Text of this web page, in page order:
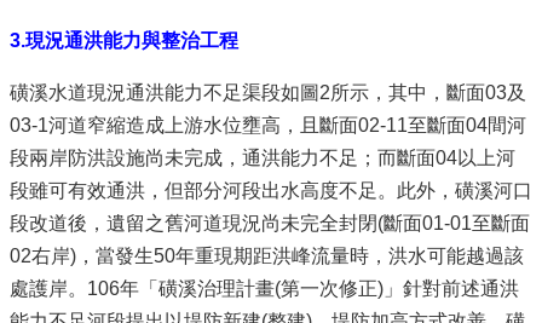
3.現況通洪能力與整治工程
磺溪水道現況通洪能力不足渠段如圖2所示，其中，斷面03及
03-1河道窄縮造成上游水位壅高，且斷面02-11至斷面04間河
段兩岸防洪設施尚未完成，通洪能力不足；而斷面04以上河
段雖可有效通洪，但部分河段出水高度不足。此外，磺溪河口
段改道後，遺留之舊河道現況尚未完全封閉(斷面01-01至斷面
02右岸)，當發生50年重現期距洪峰流量時，洪水可能越過該
處護岸。106年「磺溪治理計畫(第一次修正)」針對前述通洪